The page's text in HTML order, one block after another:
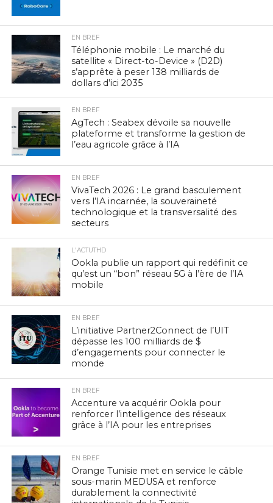
EN BREF
Téléphonie mobile : Le marché du
satellite « Direct-to-Device » (D2D)
s’apprête à peser 138 milliards de
dollars d’ici 2035
EN BREF
AgTech : Seabex dévoile sa nouvelle
plateforme et transforme la gestion de
l’eau agricole grâce à l’IA
EN BREF
VivaTech 2026 : Le grand basculement
vers l’IA incarnée, la souveraineté
technologique et la transversalité des
secteurs
L'ACTUTHD
Ookla publie un rapport qui redéfinit ce
qu’est un “bon” réseau 5G à l’ère de l’IA
mobile
EN BREF
L’initiative Partner2Connect de l’UIT
dépasse les 100 milliards de $
d’engagements pour connecter le
monde
EN BREF
Accenture va acquérir Ookla pour
renforcer l’intelligence des réseaux
grâce à l’IA pour les entreprises
EN BREF
Orange Tunisie met en service le câble
sous-marin MEDUSA et renforce
durablement la connectivité